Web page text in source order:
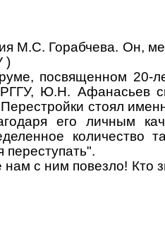
М.С. Горабчева. Он,
)
посвященном 20-
Ю.Н. Афанасьев
Перестройки стоял
его личным
количество
переступать".
с ним повезло! Кто